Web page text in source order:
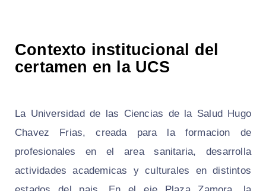
Contexto institucional del
certamen en la UCS
La Universidad de las Ciencias de la Salud Hugo
Chavez Frias, creada para la formacion de
profesionales en el area sanitaria, desarrolla
actividades academicas y culturales en distintos